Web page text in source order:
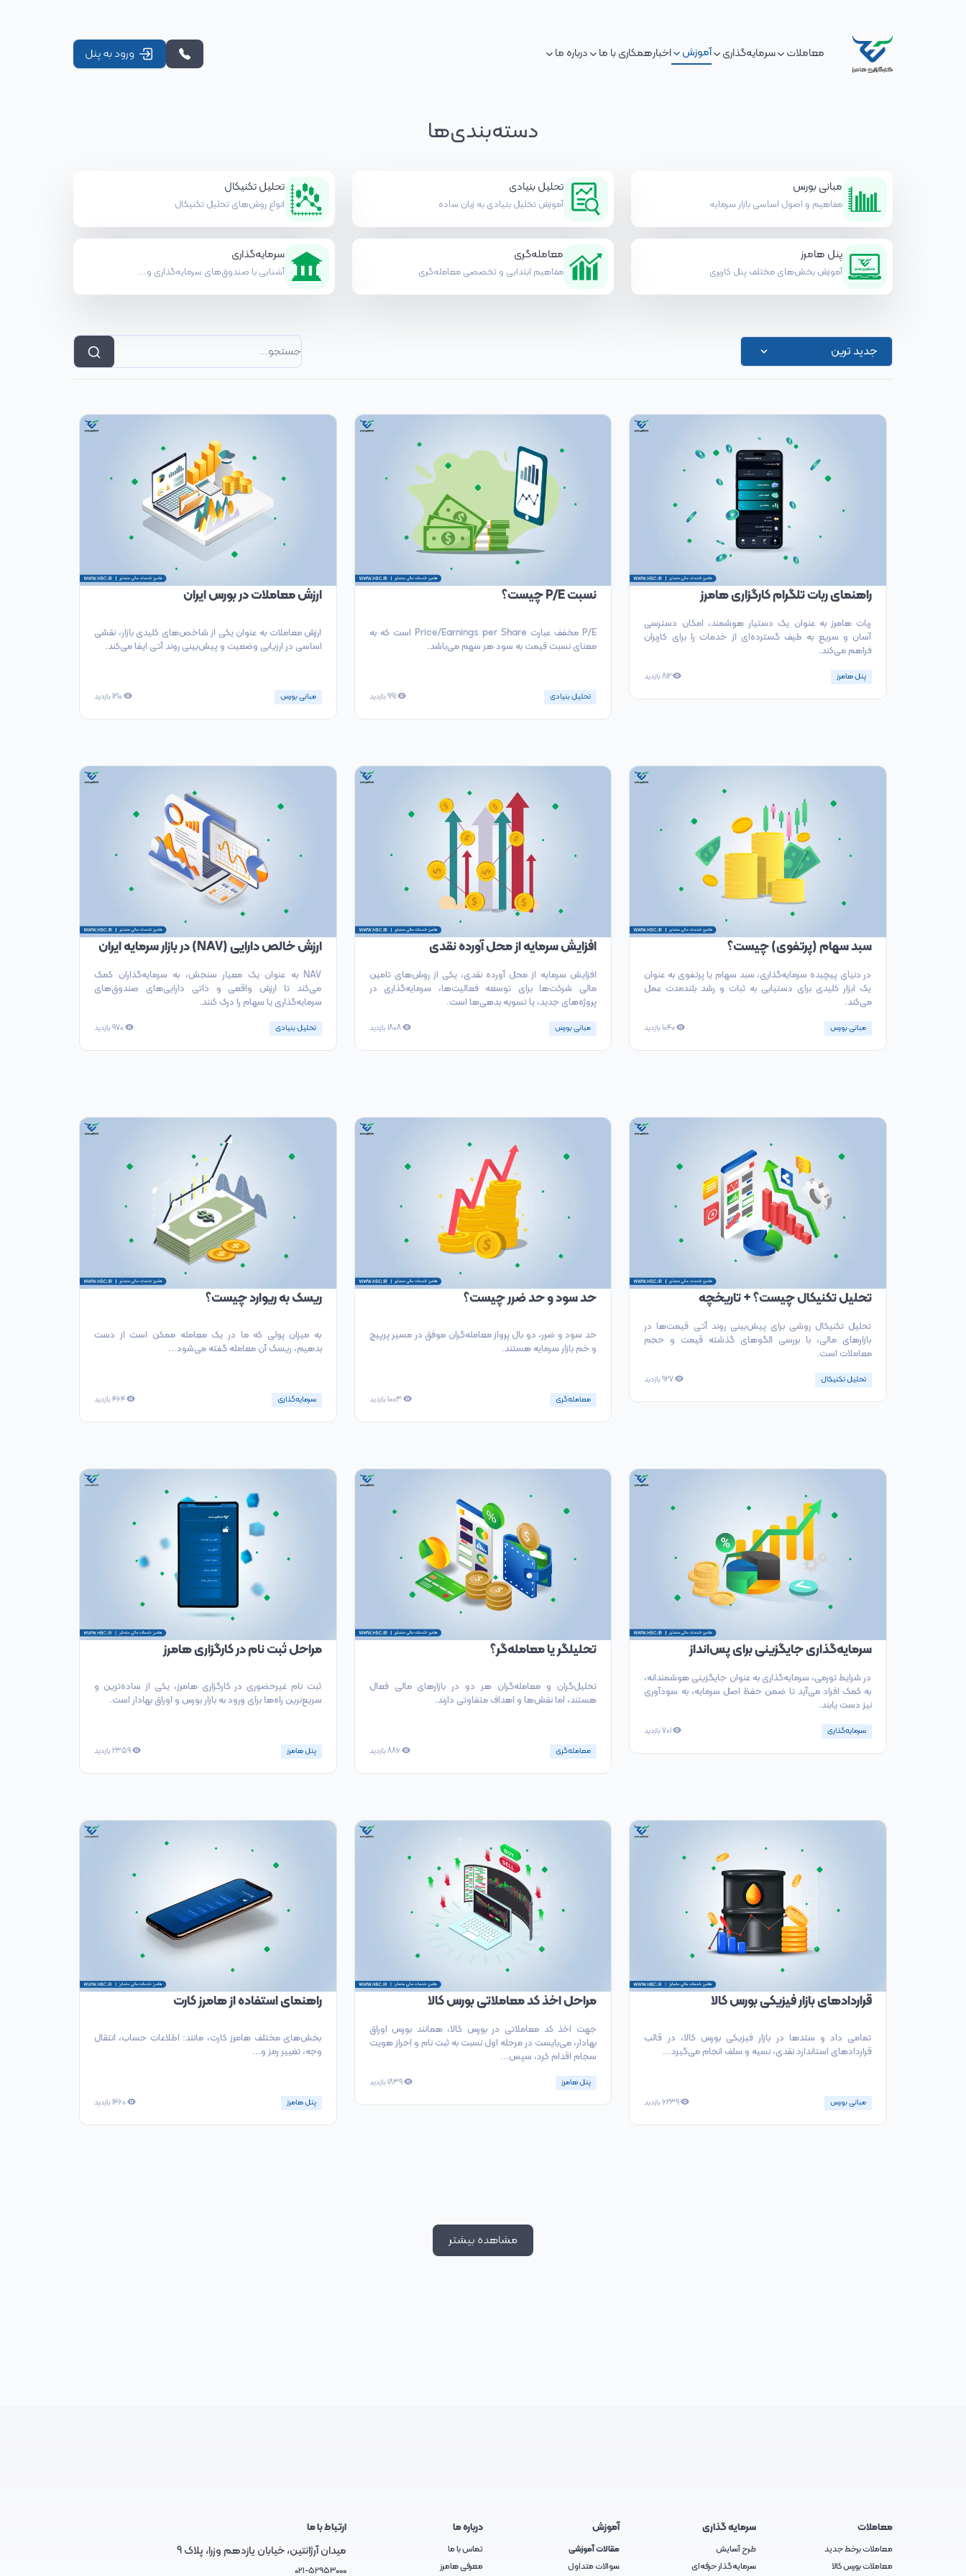
معاملات سرمایه‌گذاری آموزش اخبارهمکاری با ما درباره ما ورود به پنل
دسته‌بندی‌ها
مبانی بورس
مفاهیم و اصول اساسی بازار سرمایه
تحلیل بنیادی
آموزش تحلیل بنیادی به زبان ساده
تحلیل تکنیکال
انواع روش‌های تحلیل تکنیکال
پنل هامرز
آموزش بخش‌های مختلف پنل کاربری
معامله‌گری
مفاهیم ابتدایی و تخصصی معامله‌گری
سرمایه‌گذاری
آشنایی با صندوق‌های سرمایه‌گذاری و...
جدید‌ ترین
راهنمای ربات تلگرام کارگزاری هامرز
ربات هامرز به عنوان یک دستیار هوشمند، امکان دسترسی
آسان و سریع به طیف گسترده‌ای از خدمات را برای کاربران
فراهم می‌کند.
پنل هامرز 812بازدید
نسبت P/E چیست؟
P/E مخفف عبارت Price/Earnings per Share است که به
معنای نسبت قیمت به سود هر سهم می‌باشد.
تحلیل بنیادی 991بازدید
ارزش معاملات در بورس ایران
ارزش معاملات به عنوان یکی از شاخص‌های کلیدی بازار، نقشی
اساسی در ارزیابی وضعیت و پیش‌بینی روند آتی ایفا می‌کند.
مبانی بورس 1210بازدید
سبد سهام (پرتفوی) چیست؟
در دنیای پیچیده سرمایه‌گذاری، سبد سهام یا پرتفوی به عنوان
یک ابزار کلیدی برای دستیابی به ثبات و رشد بلندمدت عمل
می‌کند.
مبانی بورس 1040بازدید
افزایش سرمایه از محل آورده نقدی
افزایش سرمایه از محل آورده نقدی، یکی از روش‌های تامین
مالی شرکت‌ها برای توسعه فعالیت‌ها، سرمایه‌گذاری در
پروژه‌های جدید، یا تسویه بدهی‌ها است.
مبانی بورس 1808بازدید
ارزش خالص دارایی (NAV) در بازار سرمایه ایران
NAV به عنوان یک معیار سنجش، به سرمایه‌گذاران کمک
می‌کند تا ارزش واقعی و ذاتی دارایی‌های صندوق‌های
سرمایه‌گذاری یا سهام را درک کنند.
تحلیل بنیادی 970بازدید
تحلیل تکنیکال چیست؟ + تاریخچه
تحلیل تکنیکال روشی برای پیش‌بینی روند آتی قیمت‌ها در
بازارهای مالی، با بررسی الگوهای گذشته قیمت و حجم
معاملات است.
تحلیل تکنیکال 927بازدید
حد سود و حد ضرر چیست؟
حد سود و ضرر، دو بال پرواز معامله‌گران موفق در مسیر پرپیچ
و خم بازار سرمایه هستند.
معامله‌گری 1003بازدید
ریسک به ریوارد چیست؟
به میزان پولی که ما در یک معامله ممکن است از دست
بدهیم، ریسک آن معامله گفته می‌شود...
سرمایه‌گذاری 464بازدید
سرمایه‌گذاری جایگزینی برای پس‌انداز
در شرایط تورمی، سرمایه‌گذاری به عنوان جایگزینی هوشمندانه،
به کمک افراد می‌آید تا ضمن حفظ اصل سرمایه، به سودآوری
نیز دست یابند.
سرمایه‌گذاری 701بازدید
تحلیلگر یا معامله‌گر؟
تحلیل‌گران و معامله‌گران هر دو در بازارهای مالی فعال
هستند، اما نقش‌ها و اهداف متفاوتی دارند.
معامله‌گری 886بازدید
مراحل ثبت نام در کارگزاری هامرز
ثبت نام غیرحضوری در کارگزاری هامرز، یکی از ساده‌ترین و
سریع‌نرین راه‌ها برای ورود به بازار بورس و اوراق بهادار است.
پنل هامرز 2359بازدید
قراردادهای بازار فیزیکی بورس کالا
تمامی داد و ستدها در بازار فیزیکی بورس کالا، در قالب
قراردادهای استاندارد نقدی، نسیه و سلف انجام می‌گیرد...
مبانی بورس 6239بازدید
مراحل اخذ کد معاملاتی بورس کالا
جهت اخذ کد معاملاتی در بورس کالا، همانند بورس اوراق
بهادار، می‌بایست در مرحله اول نسبت به ثبت نام و احراز هویت
سجام اقدام کرد، سپس...
پنل هامرز 1839بازدید
راهنمای استفاده از هامرز کارت
بخش‌های مختلف هامرز کارت، مانند: اطلاعات حساب، انتقال
وجه، تغییر رمز و...
پنل هامرز 1460بازدید
مشاهده بیشتر
معاملات
معاملات برخط جدید
معاملات بورس کالا
سرمایه گذاری
طرح آسایش
سرمایه‌گذار حرفه‌ای
آموزش
مقالات آموزشی
سوالات متداول
درباره ما
تماس با ما
معرفی هامرز
ارتباط با ما
میدان آرژانتین، خیابان یازدهم وزرا، پلاک 9
021-52953000